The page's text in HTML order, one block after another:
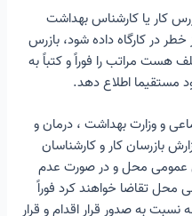
کار یا کارشناس بهداشت
در کارگاه داده شود، بازرس
هست مراتب را فوراً و کتباً به
مستقیما اطلاع دهد.
و وزارت بهداشت ، درمان و
بازرسان کار و کارشناسان
عمومی محل و در صورت عدم
محل تقاضا خواهند کرد فوراً
نسبت به صدور قرار اقدام و قرار